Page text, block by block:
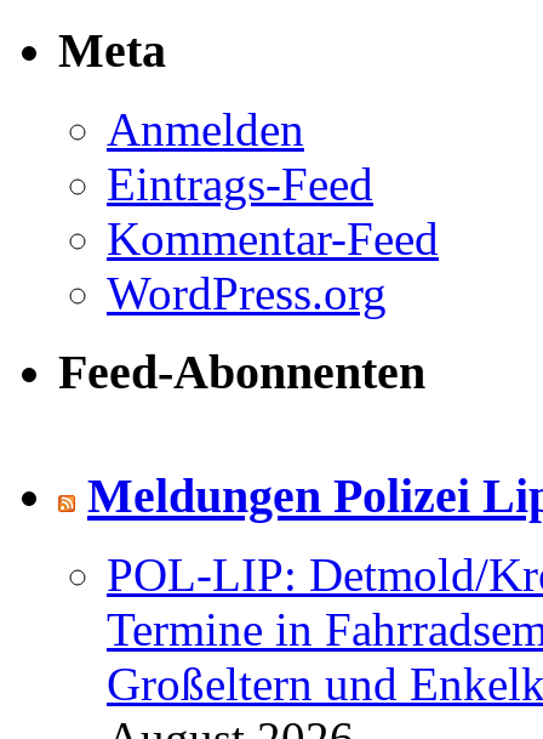
Meta
Anmelden
Eintrags-Feed
Kommentar-Feed
WordPress.org
Feed-Abonnenten
Meldungen Polizei
POL-LIP: Detmold/
Termine in
Großeltern und